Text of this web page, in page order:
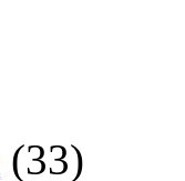
(33)